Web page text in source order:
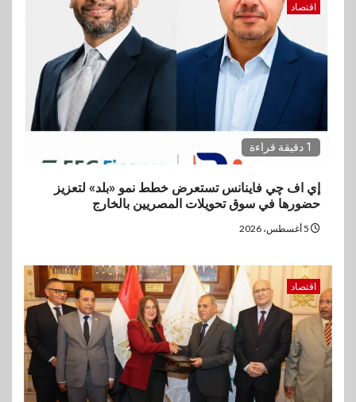
اقتصاد
1 دقيقة قراءة
إي اف چي فاينانس تستعرض خطط نمو «بلد» لتعزيز
حضورها في سوق تحويلات المصريين بالخارج
اقتصاد